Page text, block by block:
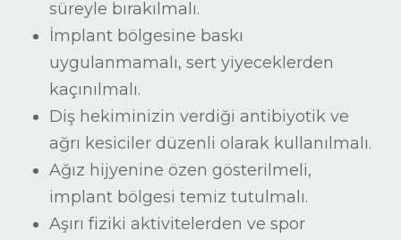
süreyle bırakılmalı.
İmplant bölgesine baskı
uygulanmamalı, sert yiyeceklerden
kaçınılmalı.
Diş hekiminizin verdiği antibiyotik ve
ağrı kesiciler düzenli olarak kullanılmalı.
Ağız hijyenine özen gösterilmeli,
implant bölgesi temiz tutulmalı.
Aşırı fiziki aktivitelerden ve spor